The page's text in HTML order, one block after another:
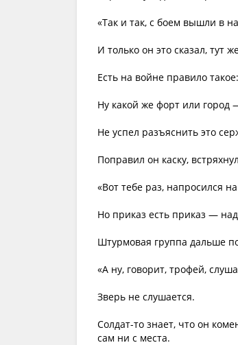
«Так и так, с боем вышли в
И только он это сказал, тут
Есть на войне правило
Ну какой же форт или город
Не успел разъяснить это
Поправил он каску,
«Вот тебе раз, напросился
Но приказ есть приказ —
Штурмовая группа дальше
«А ну, говорит, трофей,
Зверь не слушается.
Солдат-то знает, что он
сам ни с места.